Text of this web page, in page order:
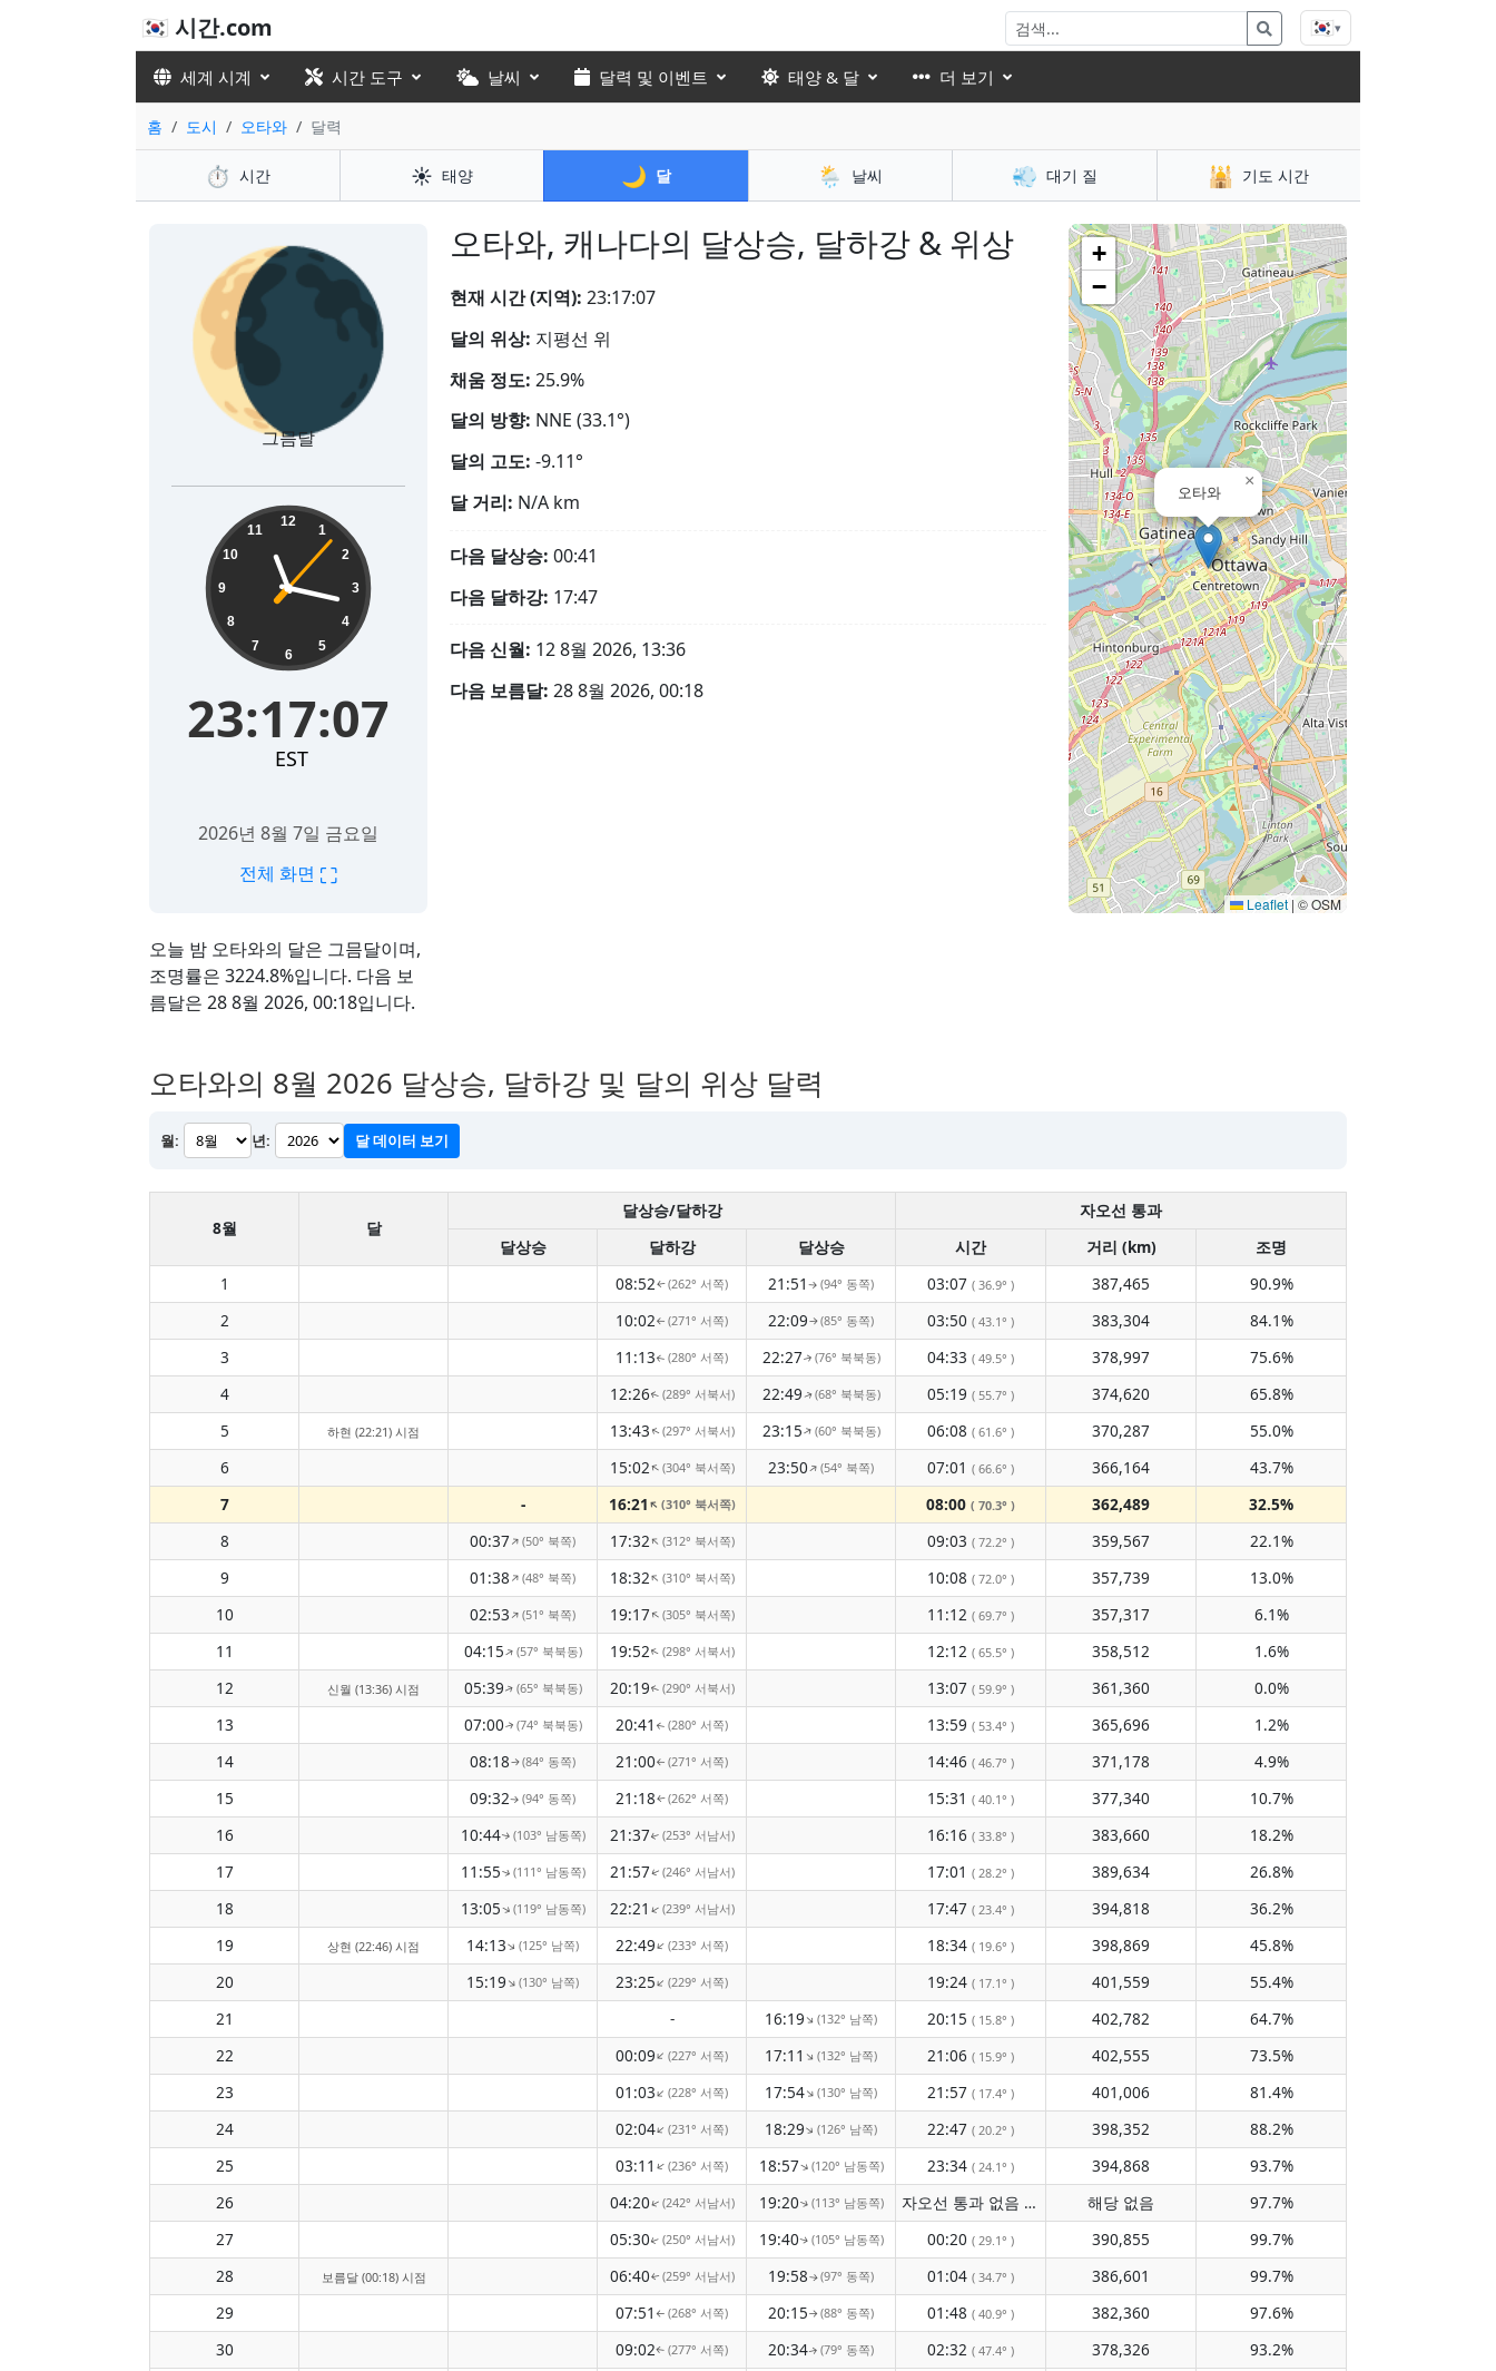
🇰🇷 시간.com 🇰🇷▾
세계 시계 시간 도구 날씨 달력 및 이벤트 태양 & 달 더 보기
홈 도시 오타와 달력
⏱️ 시간 ☀️ 태양 🌙 달 🌦️ 날씨 💨 대기 질 🕌 기도 시간
오타와, 캐나다의 달상승, 달하강 & 위상
오늘 밤 오타와의 달은 그믐달이며,
조명률은 3224.8%입니다. 다음 보
름달은 28 8월 2026, 00:18입니다.
🌘
그믐달
23:17:08 12
1
2
3
4
5
6
7
8
9
10
11
23:17:08
EST
2026년 8월 7일 금요일
전체 화면 ⛶
현재 시간 (지역): 23:17:08
달의 위상: 지평선 위
채움 정도: 25.9%
달의 방향: NNE (33.1°)
달의 고도: -9.11°
달 거리: N/A km
다음 달상승: 00:41
다음 달하강: 17:47
다음 신월: 12 8월 2026, 13:36
다음 보름달: 28 8월 2026, 00:18
오타와
×
+
−
Leaflet | © OSM
오타와의 8월 2026 달상승, 달하강 및 달의 위상 달력
월: 년: 달 데이터 보기
8월 달
달상승/달하강
자오선 통과
달상승
달하강 달상승 시간 거리 (km)
조명
1
08:52↑(262° 서쪽) 21:51 ↑(94° 동쪽) 03:07 ( 36.9° ) 387,465
90.9%
2
10:02↑(271° 서쪽) 22:09↑(85° 동쪽) 03:50 ( 43.1° ) 383,304
84.1%
3
11:13↑(280° 서쪽) 22:27↑(76° 북북동) 04:33 ( 49.5° ) 378,997
75.6%
4
12:26↑(289° 서북서) 22:49↑(68° 북북동) 05:19 ( 55.7° ) 374,620
65.8%
5
하현 (22:21) 시점 13:43↑(297° 서북서) 23:15↑(60° 북북동) 06:08 ( 61.6° ) 370,287
55.0%
6
15:02↑(304° 북서쪽) 23:50↑(54° 북쪽) 07:01 ( 66.6° ) 366,164
43.7%
7
- 16:21↑(310° 북서쪽) 08:00 ( 70.3° ) 362,489
32.5%
8
00:37↑(50° 북쪽) 17:32↑(312° 북서쪽) 09:03 ( 72.2° ) 359,567
22.1%
9
01:38↑(48° 북쪽) 18:32↑(310° 북서쪽) 10:08 ( 72.0° ) 357,739
13.0%
10
02:53↑(51° 북쪽) 19:17↑(305° 북서쪽) 11:12 ( 69.7° ) 357,317
6.1%
11
04:15↑(57° 북북동) 19:52↑(298° 서북서) 12:12 ( 65.5° ) 358,512
1.6%
12
신월 (13:36) 시점 05:39↑(65° 북북동) 20:19↑(290° 서북서) 13:07 ( 59.9° ) 361,360
0.0%
13
07:00↑(74° 북북동) 20:41 ↑(280° 서쪽) 13:59 ( 53.4° ) 365,696
1.2%
14
08:18↑(84° 동쪽) 21:00↑(271° 서쪽) 14:46 ( 46.7° ) 371,178
4.9%
15
09:32↑(94° 동쪽) 21:18↑(262° 서쪽) 15:31 ( 40.1° ) 377,340
10.7%
16
10:44↑(103° 남동쪽) 21:37↑(253° 서남서) 16:16 ( 33.8° ) 383,660
18.2%
17
11:55↑(111° 남동쪽) 21:57↑(246° 서남서) 17:01 ( 28.2° ) 389,634
26.8%
18
13:05↑(119° 남동쪽) 22:21↑(239° 서남서) 17:47 ( 23.4° ) 394,818
36.2%
19
상현 (22:46) 시점 14:13↑(125° 남쪽) 22:49↑(233° 서쪽) 18:34 ( 19.6° ) 398,869
45.8%
20
15:19↑(130° 남쪽) 23:25↑(229° 서쪽) 19:24 ( 17.1° ) 401,559
55.4%
21
- 16:19↑(132° 남쪽) 20:15 ( 15.8° ) 402,782
64.7%
22
00:09↑(227° 서쪽) 17:11↑(132° 남쪽) 21:06 ( 15.9° ) 402,555
73.5%
23
01:03↑(228° 서쪽) 17:54↑(130° 남쪽) 21:57 ( 17.4° ) 401,006
81.4%
24
02:04↑(231° 서쪽) 18:29↑(126° 남쪽) 22:47 ( 20.2° ) 398,352
88.2%
25
03:11↑(236° 서쪽) 18:57↑(120° 남동쪽) 23:34 ( 24.1° ) 394,868
93.7%
26
04:20↑(242° 서남서) 19:20↑(113° 남동쪽) 자오선 통과 없음
( 해당 없음 )해당 없음
97.7%
27
05:30↑(250° 서남서) 19:40↑(105° 남동쪽) 00:20 ( 29.1° ) 390,855
99.7%
28
보름달 (00:18) 시점 06:40↑(259° 서남서) 19:58↑(97° 동쪽) 01:04 ( 34.7° ) 386,601
99.7%
29
07:51 ↑(268° 서쪽) 20:15↑(88° 동쪽) 01:48 ( 40.9° ) 382,360
97.6%
30
09:02↑(277° 서쪽) 20:34↑(79° 동쪽) 02:32 ( 47.4° ) 378,326
93.2%